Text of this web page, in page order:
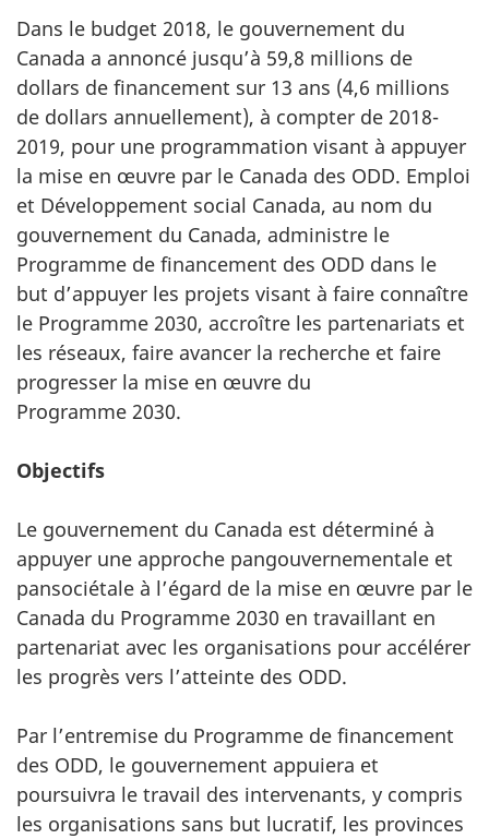
Dans le budget 2018, le gouvernement du
Canada a annoncé jusqu’à 59,8 millions de
dollars de financement sur 13 ans (4,6 millions
de dollars annuellement), à compter de 2018-
2019, pour une programmation visant à appuyer
la mise en œuvre par le Canada des ODD. Emploi
et Développement social Canada, au nom du
gouvernement du Canada, administre le
Programme de financement des ODD dans le
but d’appuyer les projets visant à faire connaître
le Programme 2030, accroître les partenariats et
les réseaux, faire avancer la recherche et faire
progresser la mise en œuvre du
Programme 2030.
Objectifs
Le gouvernement du Canada est déterminé à
appuyer une approche pangouvernementale et
pansociétale à l’égard de la mise en œuvre par le
Canada du Programme 2030 en travaillant en
partenariat avec les organisations pour accélérer
les progrès vers l’atteinte des ODD.
Par l’entremise du Programme de financement
des ODD, le gouvernement appuiera et
poursuivra le travail des intervenants, y compris
les organisations sans but lucratif, les provinces